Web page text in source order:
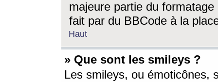
majeure partie du
fait par du BBCode à la
Haut
» Que sont les smileys ?
Les smileys, ou émoticônes,